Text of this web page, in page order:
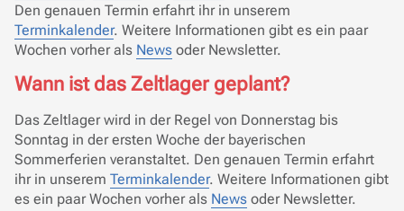
Den genauen Termin erfahrt ihr in unserem
Terminkalender. Weitere Informationen gibt es ein paar
Wochen vorher als News oder Newsletter.
Wann ist das Zeltlager geplant?
Das Zeltlager wird in der Regel von Donnerstag bis
Sonntag in der ersten Woche der bayerischen
Sommerferien veranstaltet. Den genauen Termin erfahrt
ihr in unserem Terminkalender. Weitere Informationen gibt
es ein paar Wochen vorher als News oder Newsletter.